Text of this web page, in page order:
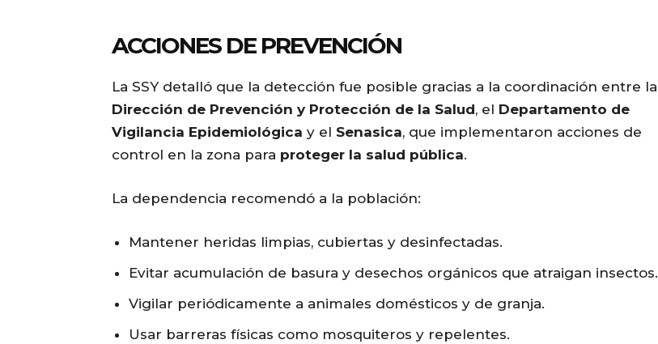
ACCIONES DE PREVENCIÓN
La SSY detalló que la detección fue posible gracias a la coordinación entre la
Dirección de Prevención y Protección de la Salud, el Departamento de
Vigilancia Epidemiológica y el Senasica, que implementaron acciones de
control en la zona para proteger la salud pública.
La dependencia recomendó a la población:
Mantener heridas limpias, cubiertas y desinfectadas.
Evitar acumulación de basura y desechos orgánicos que atraigan insectos.
Vigilar periódicamente a animales domésticos y de granja.
Usar barreras físicas como mosquiteros y repelentes.